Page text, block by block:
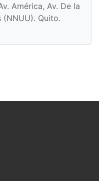
América, Av. De la
(NNUU). Quito.